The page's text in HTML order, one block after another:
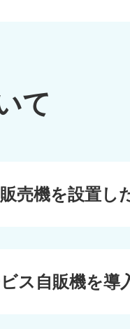
て
売機を設置し
ス自販機を導